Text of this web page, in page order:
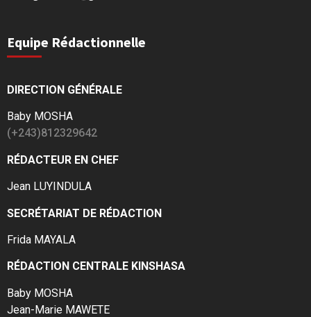
Equipe Rédactionnelle
DIRECTION GÉNÉRALE
Baby MOSHA
(+243)812329642
RÉDACTEUR EN CHEF
Jean LUYINDULA
SECRÉTARIAT DE RÉDACTION
Frida MAYALA
RÉDACTION CENTRALE KINSHASA
Baby MOSHA
Jean-Marie MAWETE